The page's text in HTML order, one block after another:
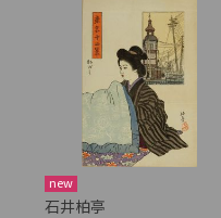
new
石井柏亭